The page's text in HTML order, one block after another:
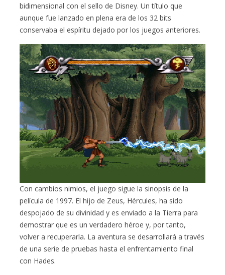
bidimensional con el sello de Disney. Un título que
aunque fue lanzado en plena era de los 32 bits
conservaba el espíritu dejado por los juegos anteriores.
Con cambios nimios, el juego sigue la sinopsis de la
película de 1997. El hijo de Zeus, Hércules, ha sido
despojado de su divinidad y es enviado a la Tierra para
demostrar que es un verdadero héroe y, por tanto,
volver a recuperarla. La aventura se desarrollará a través
de una serie de pruebas hasta el enfrentamiento final
con Hades.